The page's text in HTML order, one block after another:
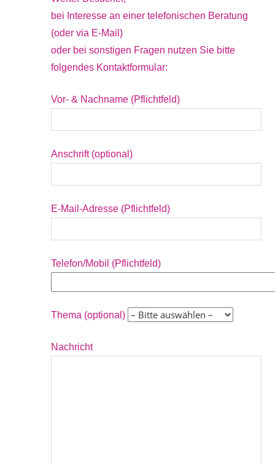
bei Interesse an einer telefonischen Beratung
(oder via E-Mail)
oder bei sonstigen Fragen nutzen Sie bitte
folgendes Kontaktformular:
Vor- & Nachname (Pflichtfeld)
Anschrift (optional)
E-Mail-Adresse (Pflichtfeld)
Telefon/Mobil (Pflichtfeld)
Thema (optional)
Nachricht